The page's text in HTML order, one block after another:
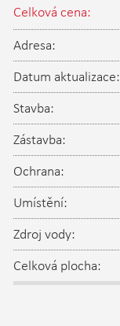
Celková cena:
Adresa:
Datum aktualizace:
Stavba:
Zástavba:
Ochrana:
Umístění:
Zdroj vody:
Celková plocha: